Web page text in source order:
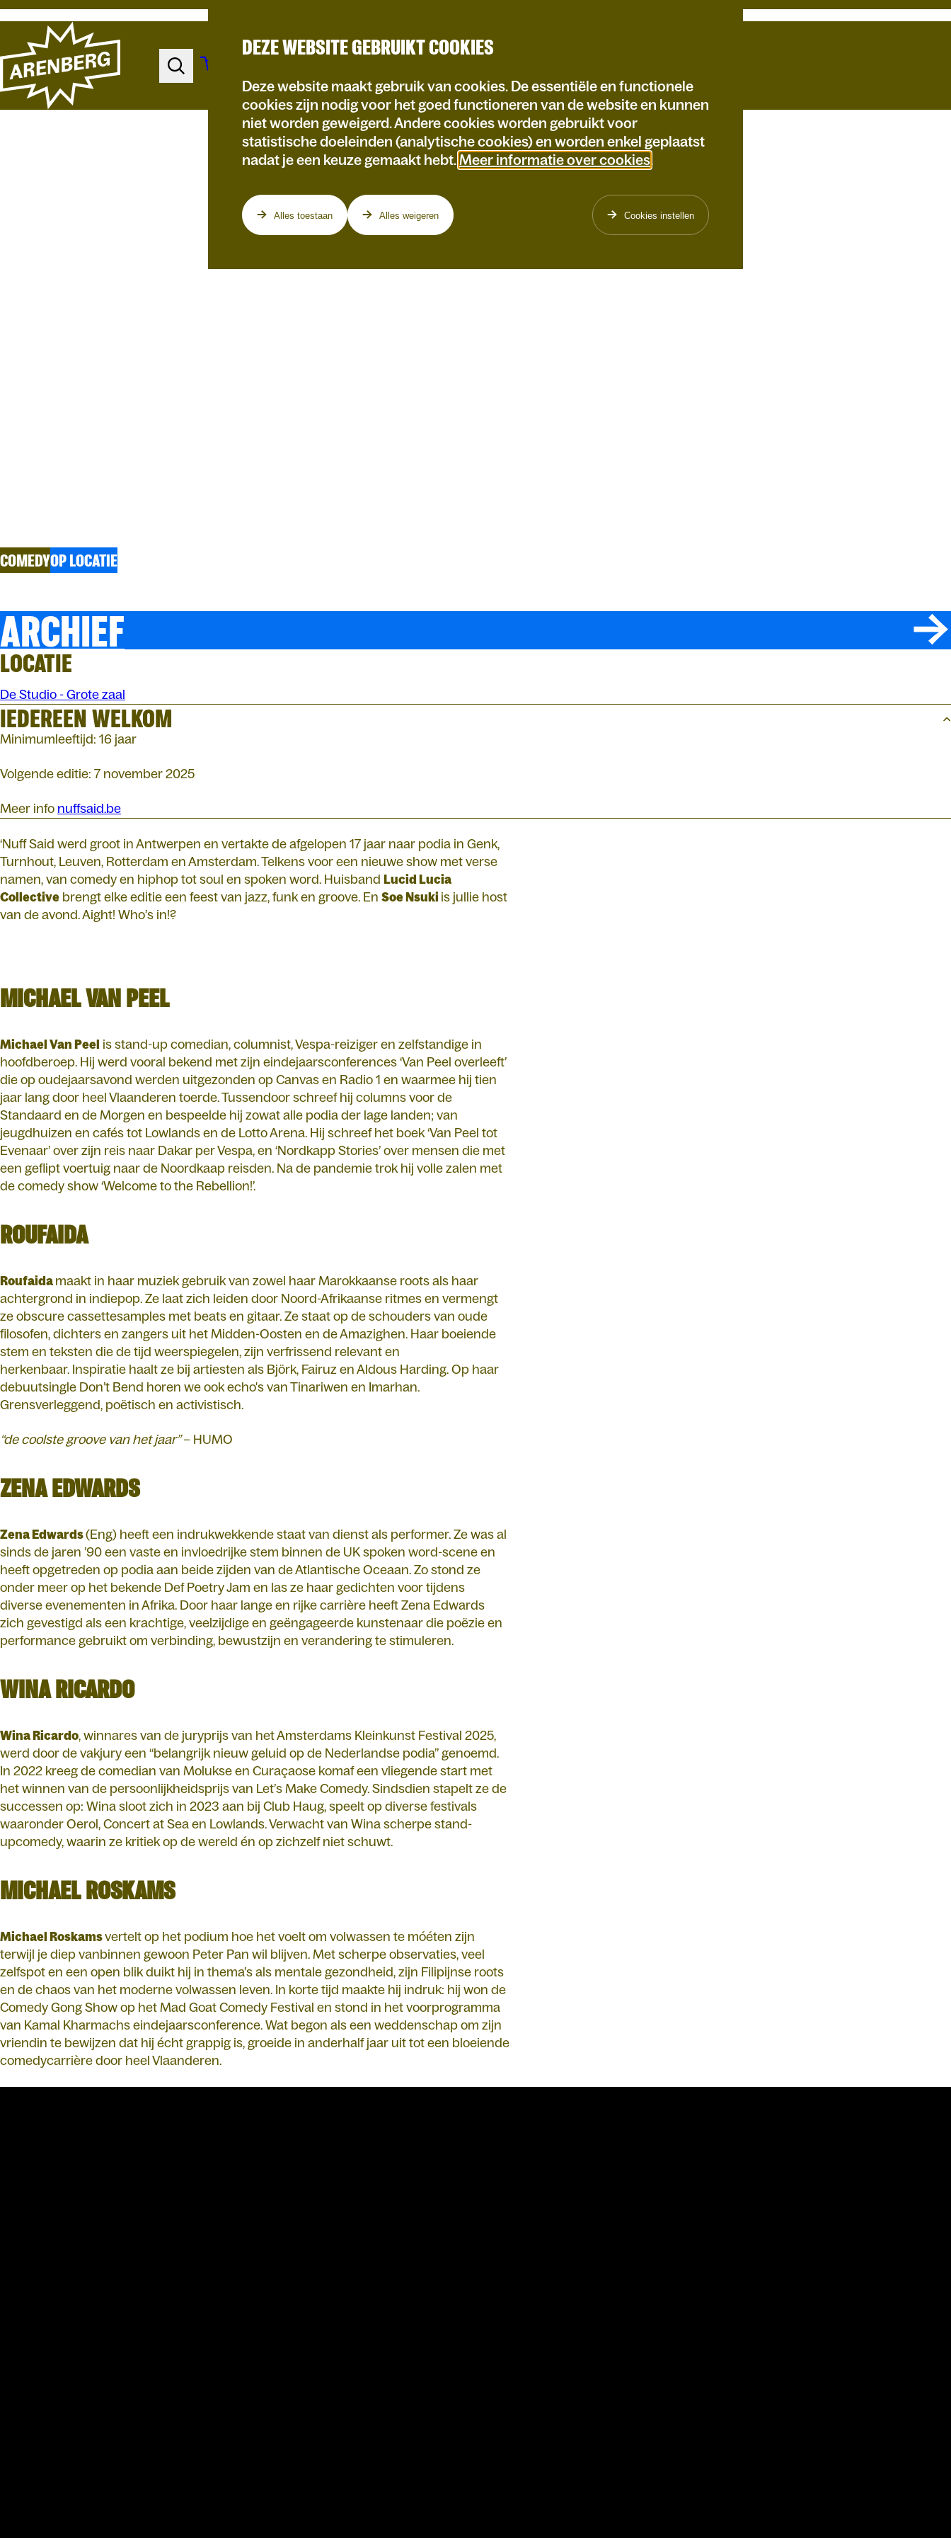
DEZE WEBSITE GEBRUIKT COOKIES
Deze website maakt gebruik van cookies. De essentiële en functionele
cookies zijn nodig voor het goed functioneren van de website en kunnen
niet worden geweigerd. Andere cookies worden gebruikt voor
statistische doeleinden (analytische cookies) en worden enkel geplaatst
nadat je een keuze gemaakt hebt.Meer informatie over cookies.
Alles toestaan Alles weigeren Cookies instellen
COMEDYOP LOCATIE
ARCHIEF
LOCATIE
De Studio - Grote zaal
IEDEREEN WELKOM
Minimumleeftijd: 16 jaar
Volgende editie: 7 november 2025
Meer info nuffsaid.be
‘Nuff Said werd groot in Antwerpen en vertakte de afgelopen 17 jaar naar podia in Genk,
Turnhout, Leuven, Rotterdam en Amsterdam. Telkens voor een nieuwe show met verse
namen, van comedy en hiphop tot soul en spoken word. Huisband Lucid Lucia
Collective brengt elke editie een feest van jazz, funk en groove. En Soe Nsuki is jullie host
van de avond. Aight! Who’s in!?
MICHAEL VAN PEEL
Michael Van Peel is stand-up comedian, columnist, Vespa-reiziger en zelfstandige in
hoofdberoep. Hij werd vooral bekend met zijn eindejaarsconferences ‘Van Peel overleeft’
die op oudejaarsavond werden uitgezonden op Canvas en Radio 1 en waarmee hij tien
jaar lang door heel Vlaanderen toerde. Tussendoor schreef hij columns voor de
Standaard en de Morgen en bespeelde hij zowat alle podia der lage landen; van
jeugdhuizen en cafés tot Lowlands en de Lotto Arena. Hij schreef het boek ‘Van Peel tot
Evenaar’ over zijn reis naar Dakar per Vespa, en ‘Nordkapp Stories’ over mensen die met
een geflipt voertuig naar de Noordkaap reisden. Na de pandemie trok hij volle zalen met
de comedy show ‘Welcome to the Rebellion!’.
ROUFAIDA
Roufaida maakt in haar muziek gebruik van zowel haar Marokkaanse roots als haar
achtergrond in indiepop. Ze laat zich leiden door Noord-Afrikaanse ritmes en vermengt
ze obscure cassettesamples met beats en gitaar. Ze staat op de schouders van oude
filosofen, dichters en zangers uit het Midden-Oosten en de Amazighen. Haar boeiende
stem en teksten die de tijd weerspiegelen, zijn verfrissend relevant en
herkenbaar. Inspiratie haalt ze bij artiesten als Björk, Fairuz en Aldous Harding. Op haar
debuutsingle Don’t Bend horen we ook echo's van Tinariwen en Imarhan.
Grensverleggend, poëtisch en activistisch.
“de coolste groove van het jaar”– HUMO
ZENA EDWARDS
Zena Edwards(Eng) heeft een indrukwekkende staat van dienst als performer. Ze was al
sinds de jaren ’90 een vaste en invloedrijke stem binnen de UK spoken word-scene en
heeft opgetreden op podia aan beide zijden van de Atlantische Oceaan. Zo stond ze
onder meer op het bekende Def Poetry Jam en las ze haar gedichten voor tijdens
diverse evenementen in Afrika. Door haar lange en rijke carrière heeft Zena Edwards
zich gevestigd als een krachtige, veelzijdige en geëngageerde kunstenaar die poëzie en
performance gebruikt om verbinding, bewustzijn en verandering te stimuleren.
WINA RICARDO
Wina Ricardo, winnares van de juryprijs van het Amsterdams Kleinkunst Festival 2025,
werd door de vakjury een “belangrijk nieuw geluid op de Nederlandse podia” genoemd.
In 2022 kreeg de comedian van Molukse en Curaçaose komaf een vliegende start met
het winnen van de persoonlijkheidsprijs van Let’s Make Comedy. Sindsdien stapelt ze de
successen op: Wina sloot zich in 2023 aan bij Club Haug, speelt op diverse festivals
waaronder Oerol, Concert at Sea en Lowlands. Verwacht van Wina scherpe stand-
upcomedy, waarin ze kritiek op de wereld én op zichzelf niet schuwt.
MICHAEL ROSKAMS
Michael Roskamsvertelt op het podium hoe het voelt om volwassen te móéten zijn
terwijl je diep vanbinnen gewoon Peter Pan wil blijven. Met scherpe observaties, veel
zelfspot en een open blik duikt hij in thema’s als mentale gezondheid, zijn Filipijnse roots
en de chaos van het moderne volwassen leven. In korte tijd maakte hij indruk: hij won de
Comedy Gong Show op het Mad Goat Comedy Festival en stond in het voorprogramma
van Kamal Kharmachs eindejaarsconference. Wat begon als een weddenschap om zijn
vriendin te bewijzen dat hij écht grappig is, groeide in anderhalf jaar uit tot een bloeiende
comedycarrière door heel Vlaanderen.